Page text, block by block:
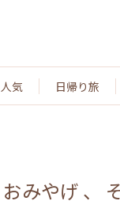
人気 日帰り旅
おみやげ 、